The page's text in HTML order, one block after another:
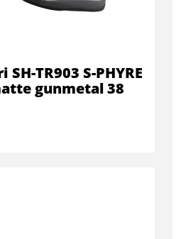
TR903 S-PHYRE
gunmetal 38